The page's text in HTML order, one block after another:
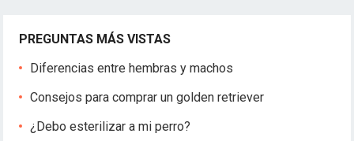
PREGUNTAS MÁS VISTAS
Diferencias entre hembras y machos
Consejos para comprar un golden retriever
¿Debo esterilizar a mi perro?